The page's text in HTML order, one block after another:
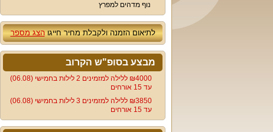
נוף מדהים למפרץ
לתיאום הזמנה ולקבלת מחיר חייגוהצג מספר
מבצע בסופ"ש הקרוב
4000‏₪ ללילה למזמינים 2 לילות בחמישי (06.08)
עד 15 אורחים
3850‏₪ ללילה למזמינים 3 לילות בחמישי (06.08)
עד 15 אורחים